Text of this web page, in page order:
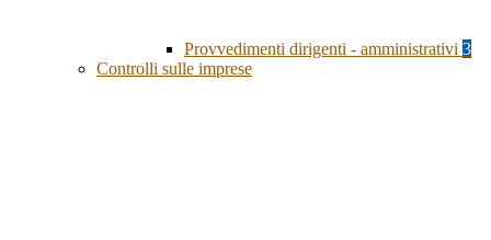
Provvedimenti dirigenti - amministrativi 3
Controlli sulle imprese